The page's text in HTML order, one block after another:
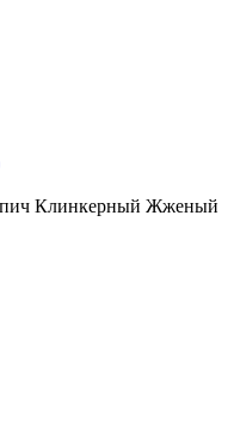
Клинкерный Жженый